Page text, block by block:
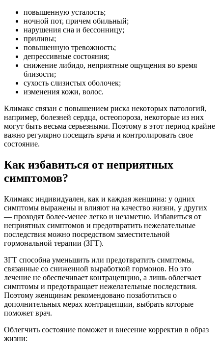
повышенную усталость;
ночной пот, причем обильный;
нарушения сна и бессонницу;
приливы;
повышенную тревожность;
депрессивные состояния;
снижение либидо, неприятные ощущения во время
близости;
сухость слизистых оболочек;
изменения кожи, волос.
Климакс связан с повышением риска некоторых патологий,
например, болезней сердца, остеопороза, некоторые из них
могут быть весьма серьезными. Поэтому в этот период крайне
важно регулярно посещать врача и контролировать свое
состояние.
Как избавиться от неприятных
симптомов?
Климакс индивидуален, как и каждая женщина: у одних
симптомы выражены и влияют на качество жизни, у других
— проходят более-менее легко и незаметно. Избавиться от
неприятных симптомов и предотвратить нежелательные
последствия можно посредством заместительной
гормональной терапии (ЗГТ).
ЗГТ способна уменьшить или предотвратить симптомы,
связанные со сниженной выработкой гормонов. Но это
лечение не обеспечивает контрацепцию, а лишь облегчает
симптомы и предотвращает нежелательные последствия.
Поэтому женщинам рекомендовано позаботиться о
дополнительных мерах контрацепции, выбрать которые
поможет врач.
Облегчить состояние поможет и внесение корректив в образ
жизни: